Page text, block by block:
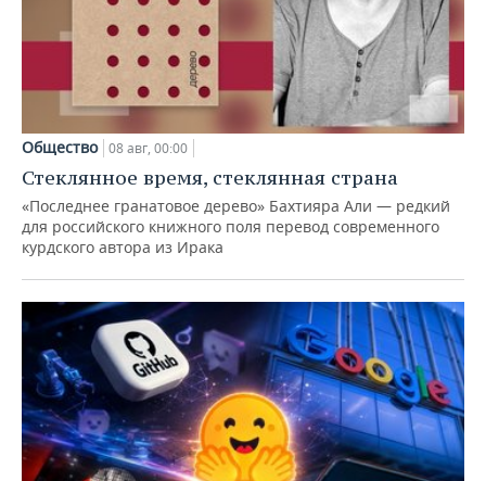
Общество 08 авг, 00:00
Стеклянное время, стеклянная страна
«Последнее гранатовое дерево» Бахтияра Али — редкий
для российского книжного поля перевод современного
курдского автора из Ирака